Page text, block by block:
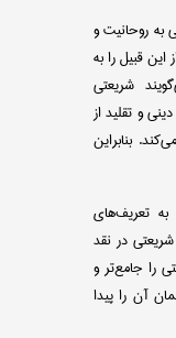
به روحانیت و
قبیل را به
شریعتی
و تقلید از
بنابراین
تعریف‌های
در نقد
را جامع‌تر و
آن را پیدا